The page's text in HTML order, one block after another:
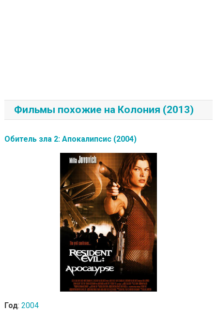
Фильмы похожие на Колония (2013)
Обитель зла 2: Апокалипсис (2004)
Год: 2004